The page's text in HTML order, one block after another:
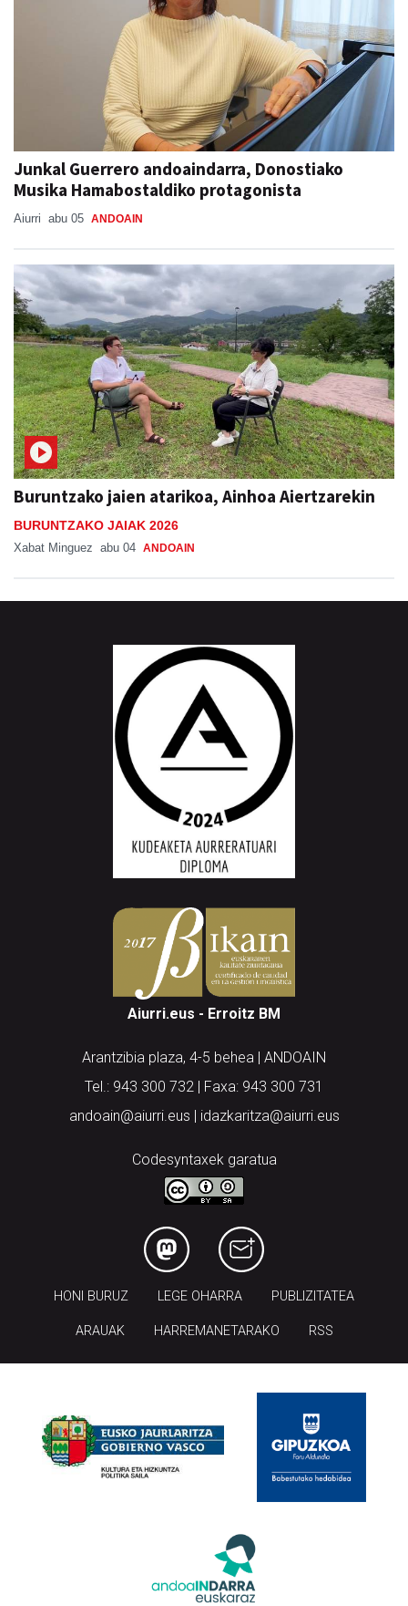
Junkal Guerrero andoaindarra, Donostiako
Musika Hamabostaldiko protagonista
Aiurri abu 05 ANDOAIN
Buruntzako jaien atarikoa, Ainhoa Aiertzarekin
BURUNTZAKO JAIAK 2026
Xabat Minguez abu 04 ANDOAIN
Aiurri.eus - Erroitz BM
Arantzibia plaza, 4-5 behea | ANDOAIN
Tel.: 943 300 732 | Faxa: 943 300 731
andoain@aiurri.eus | idazkaritza@aiurri.eus
Codesyntaxek garatua
HONI BURUZ LEGE OHARRA PUBLIZITATEA
ARAUAK HARREMANETARAKO RSS